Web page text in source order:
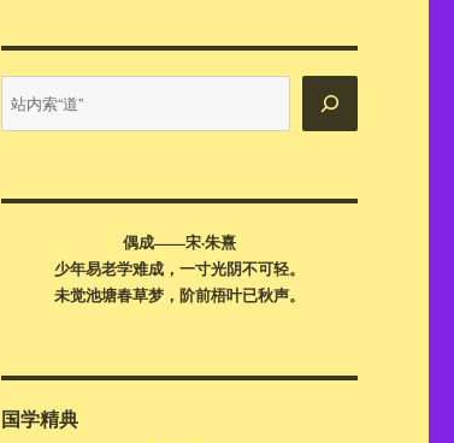
内
搜
偶成——宋·朱熹
少年易老学难成，一寸光阴不可轻。
未觉池塘春草梦，阶前梧叶已秋声。
国学精典